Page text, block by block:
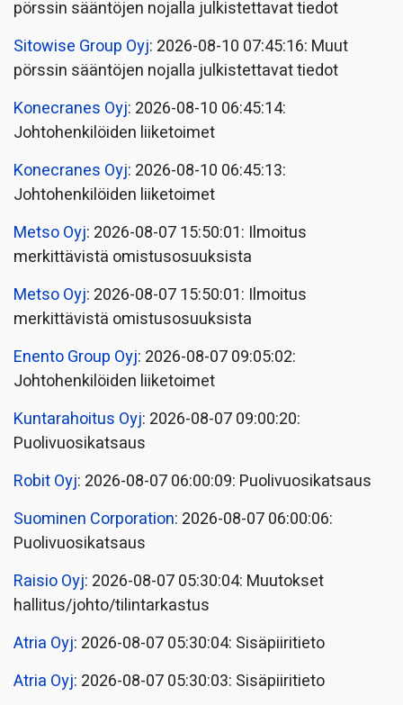
pörssin sääntöjen nojalla julkistettavat tiedot
Sitowise Group Oyj: 2026-08-10 07:45:16: Muut
pörssin sääntöjen nojalla julkistettavat tiedot
Konecranes Oyj: 2026-08-10 06:45:14:
Johtohenkilöiden liiketoimet
Konecranes Oyj: 2026-08-10 06:45:13:
Johtohenkilöiden liiketoimet
Metso Oyj: 2026-08-07 15:50:01: Ilmoitus
merkittävistä omistusosuuksista
Metso Oyj: 2026-08-07 15:50:01: Ilmoitus
merkittävistä omistusosuuksista
Enento Group Oyj: 2026-08-07 09:05:02:
Johtohenkilöiden liiketoimet
Kuntarahoitus Oyj: 2026-08-07 09:00:20:
Puolivuosikatsaus
Robit Oyj: 2026-08-07 06:00:09: Puolivuosikatsaus
Suominen Corporation: 2026-08-07 06:00:06:
Puolivuosikatsaus
Raisio Oyj: 2026-08-07 05:30:04: Muutokset
hallitus/johto/tilintarkastus
Atria Oyj: 2026-08-07 05:30:04: Sisäpiiritieto
Atria Oyj: 2026-08-07 05:30:03: Sisäpiiritieto